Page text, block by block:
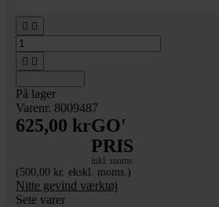
 
 
På lager
Varenr. 8009487
625,00 krGO'
PRIS
inkl. moms
(500,00 kr. ekskl. moms.)
Nitte gevind værktøj
Sete varer